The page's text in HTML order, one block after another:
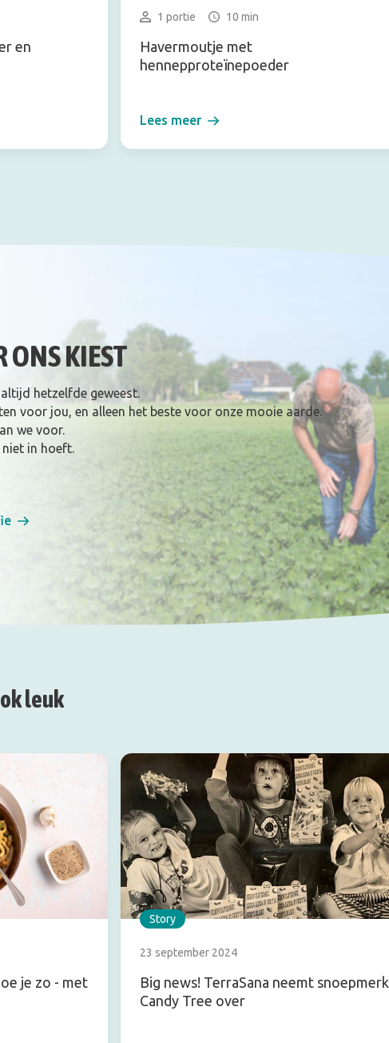
en
1 portie 10 min
Havermoutje met
hennepproteïnepoeder
Lees meer
ONS KIEST
hetzelfde geweest.
voor jou, en alleen het beste voor onze mooie aarde.
we voor.
in hoeft.
leuk
je zo - met
Story
23 september 2024
Big news! TerraSana neemt snoepmerk
Candy Tree over